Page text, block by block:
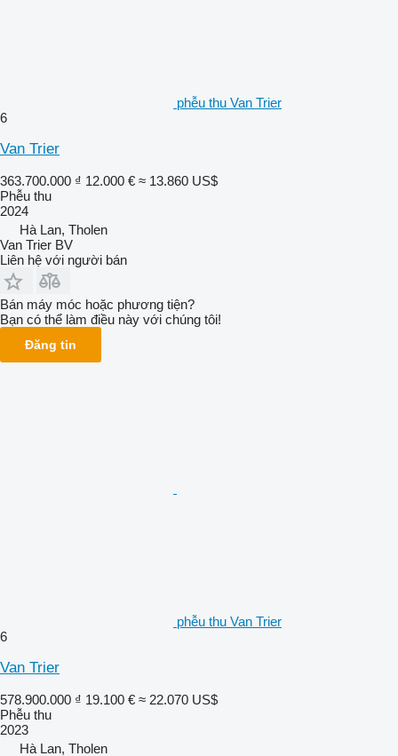
phễu thu Van Trier
6
Van Trier
363.700.000 ₫ 12.000 € ≈ 13.860 US$
Phễu thu
2024
Hà Lan, Tholen
Van Trier BV
Liên hệ với người bán
Bán máy móc hoặc phương tiện?
Bạn có thể làm điều này với chúng tôi!
Đăng tin
phễu thu Van Trier
6
Van Trier
578.900.000 ₫ 19.100 € ≈ 22.070 US$
Phễu thu
2023
Hà Lan, Tholen